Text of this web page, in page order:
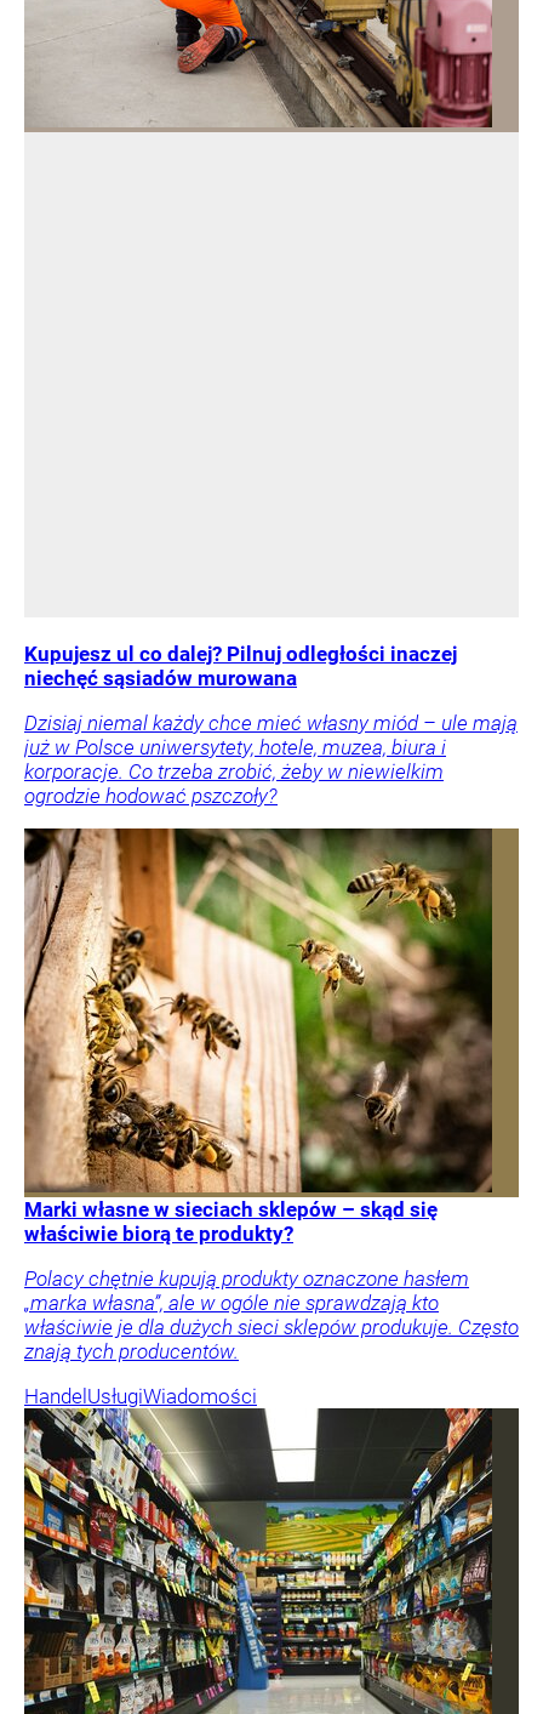
Kupujesz ul co dalej? Pilnuj odległości inaczej
niechęć sąsiadów murowana
Dzisiaj niemal każdy chce mieć własny miód – ule mają
już w Polsce uniwersytety, hotele, muzea, biura i
korporacje. Co trzeba zrobić, żeby w niewielkim
ogrodzie hodować pszczoły?
Marki własne w sieciach sklepów – skąd się
właściwie biorą te produkty?
Polacy chętnie kupują produkty oznaczone hasłem
„marka własna”, ale w ogóle nie sprawdzają kto
właściwie je dla dużych sieci sklepów produkuje. Często
znają tych producentów.
Handel UsługiWiadomości